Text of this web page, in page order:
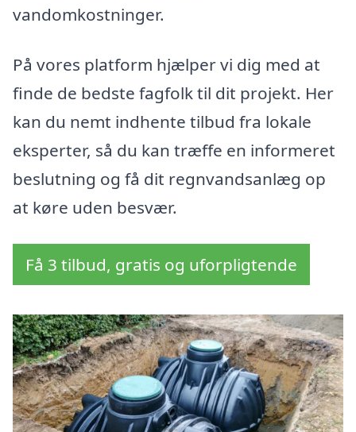
vandomkostninger.
På vores platform hjælper vi dig med at
finde de bedste fagfolk til dit projekt. Her
kan du nemt indhente tilbud fra lokale
eksperter, så du kan træffe en informeret
beslutning og få dit regnvandsanlæg op
at køre uden besvær.
Få 3 tilbud, gratis og uforpligtende